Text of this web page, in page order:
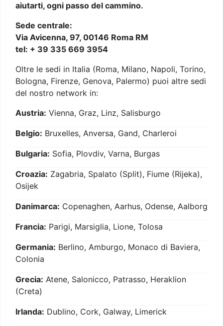
aiutarti, ogni passo del cammino.
Sede centrale:
Via Avicenna, 97, 00146 Roma RM
tel: + 39 335 669 3954
Oltre le sedi in Italia (Roma, Milano, Napoli, Torino,
Bologna, Firenze, Genova, Palermo) puoi altre sedi
del nostro network in:
Austria: Vienna, Graz, Linz, Salisburgo
Belgio: Bruxelles, Anversa, Gand, Charleroi
Bulgaria: Sofia, Plovdiv, Varna, Burgas
Croazia: Zagabria, Spalato (Split), Fiume (Rijeka),
Osijek
Danimarca: Copenaghen, Aarhus, Odense, Aalborg
Francia: Parigi, Marsiglia, Lione, Tolosa
Germania: Berlino, Amburgo, Monaco di Baviera,
Colonia
Grecia: Atene, Salonicco, Patrasso, Heraklion
(Creta)
Irlanda: Dublino, Cork, Galway, Limerick